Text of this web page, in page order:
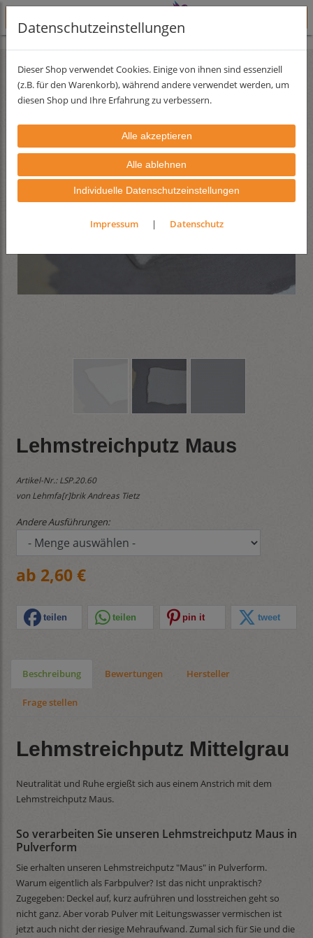
Lehmfarben Lehmfarbserie Essenz
Lehmstreichputz Maus
Artikel-Nr.:LSP.20.60
von Lehmfa[r]brik Andreas Tietz
Andere Ausführungen:
ab 2,60 €
teilen teilen pin it tweet
Beschreibung Bewertungen Hersteller
Frage stellen
Lehmstreichputz Mittelgrau
Neutralität und Ruhe ergießt sich aus einem Anstrich mit dem
Lehmstreichputz Maus.
So verarbeiten Sie unseren Lehmstreichputz Maus in
Pulverform
Sie erhalten unseren Lehmstreichputz "Maus" in Pulverform.
Warum eigentlich als Farbpulver? Ist das nicht unpraktisch?
Zugegeben: Deckel auf, kurz aufrühren und losstreichen geht so
nicht ganz. Aber vorab Pulver mit Leitungswasser vermischen ist
jetzt auch nicht der riesige Mehraufwand. Zumal sich für Sie und die
Datenschutzeinstellungen
Dieser Shop verwendet Cookies. Einige von ihnen sind essenziell
(z.B. für den Warenkorb), während andere verwendet werden, um
diesen Shop und Ihre Erfahrung zu verbessern.
Individuelle Datenschutzeinstellungen
Impressum | Datenschutz